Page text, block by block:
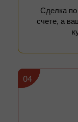
Сделка
счете, а
04